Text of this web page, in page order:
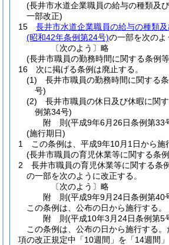
(長井市水道企業職員の給与の種類及
一部改正)
15
長井市水道企業職員の給与の種類
(昭和42年条例第24号)の一部を次のよ
〔次のよう〕略
(長井市職員の勤務時間に関する条例
16
次に掲げる条例は廃止する。
(1)
長井市職員の勤務時間に関する条
号)
(2)
長井市職員の休日及び休暇に関
例第34号)
附 則(平成9年6月26日条例第33
(施行期日)
1
この条例は、平成9年10月1日から施
(長井市職員の育児休業等に関する条
2
長井市職員の育児休業等に関する条例
の一部を次のように改正する。
〔次のよう〕略
附 則(平成9年9月24日条例第40
この条例は、公布の日から施行する。
附 則(平成10年3月24日条例第5
この条例は、公布の日から施行する。
項の改正規定中「10週間」を「14週間